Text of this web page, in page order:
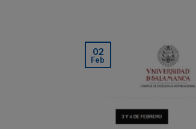
02
Feb